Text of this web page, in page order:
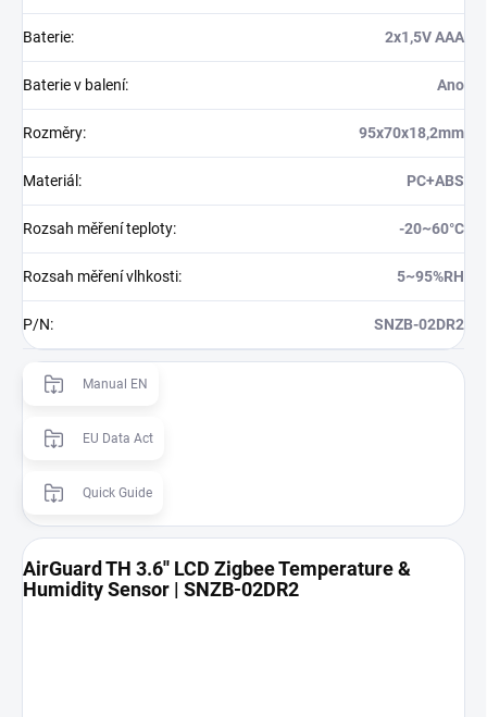
Baterie: 2x1,5V AAA
Baterie v balení: Ano
Rozměry: 95x70x18,2mm
Materiál : PC+ABS
Rozsah měření teploty: -20~60°C
Rozsah měření vlhkosti: 5~95%RH
P/N: SNZB-02DR2
Manual EN
EU Data Act
Quick Guide
AirGuard TH 3.6'' LCD Zigbee Temperature &
Humidity Sensor | SNZB-02DR2